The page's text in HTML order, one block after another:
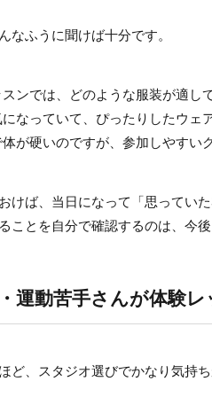
なふうに聞けば十分です。
スンでは、どのような服装が適し
になっていて、ぴったりしたウェ
体が硬いのですが、参加しやすい
けば、当日になって「思ってい
ことを自分で確認するのは、今
運動苦手さんが体験
ど、スタジオ選びでかなり気持ち